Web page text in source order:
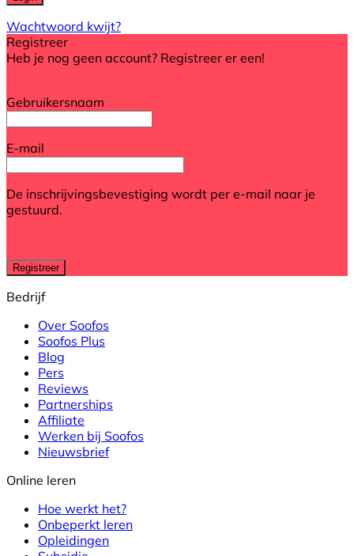
Wachtwoord kwijt?
Registreer
Heb je nog geen account? Registreer er een!
Gebruikersnaam
E-mail
De inschrijvingsbevestiging wordt per e-mail naar je
gestuurd.
Bedrijf
Over Soofos
Soofos Plus
Blog
Pers
Reviews
Partnerships
Affiliate
Werken bij Soofos
Nieuwsbrief
Online leren
Hoe werkt het?
Onbeperkt leren
Opleidingen